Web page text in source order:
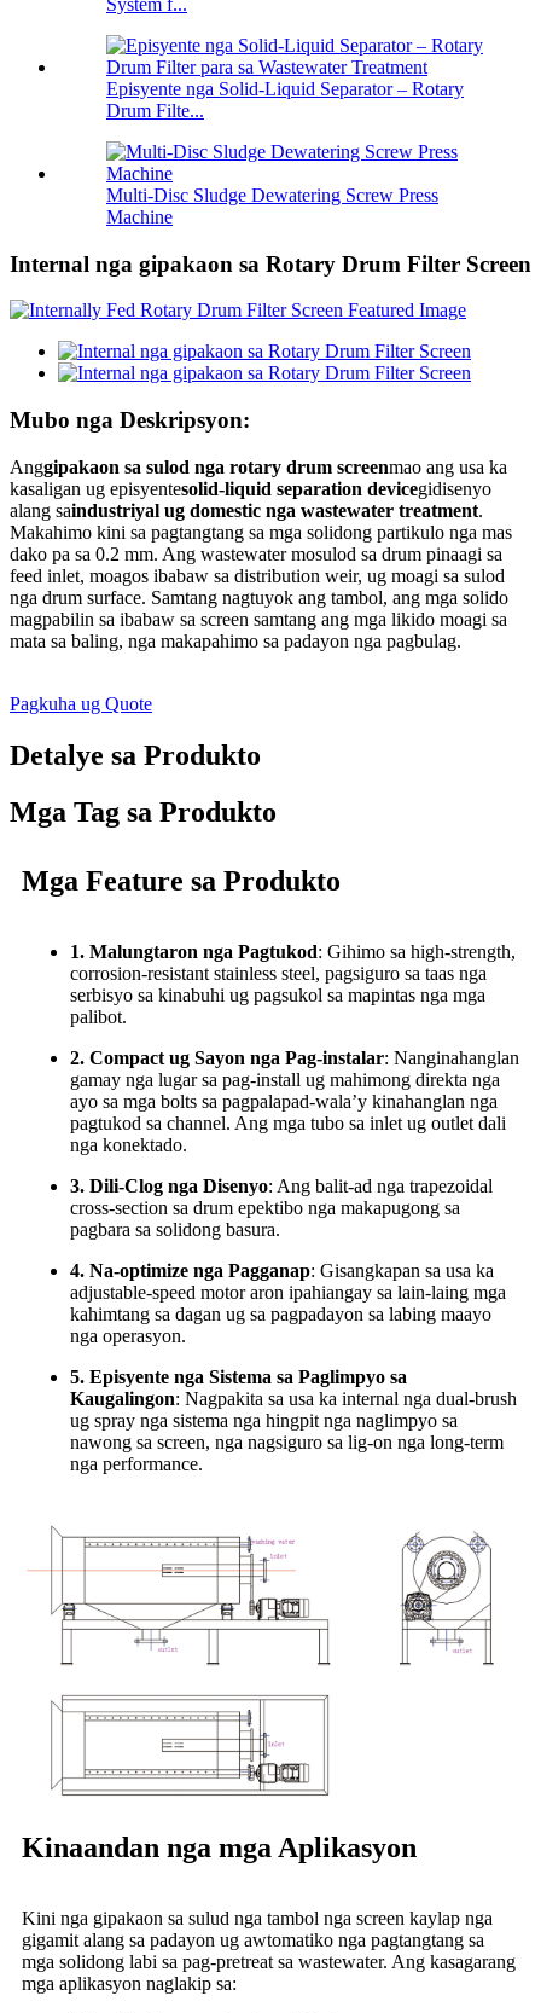
System f...
Episyente nga Solid-Liquid Separator – Rotary
Drum Filte...
Multi-Disc Sludge Dewatering Screw Press
Machine
Internal nga gipakaon sa Rotary Drum Filter Screen
Mubo nga Deskripsyon:
Anggipakaon sa sulod nga rotary drum screenmao ang usa ka
kasaligan ug episyentesolid-liquid separation devicegidisenyo
alang saindustriyal ug domestic nga wastewater treatment.
Makahimo kini sa pagtangtang sa mga solidong partikulo nga mas
dako pa sa 0.2 mm. Ang wastewater mosulod sa drum pinaagi sa
feed inlet, moagos ibabaw sa distribution weir, ug moagi sa sulod
nga drum surface. Samtang nagtuyok ang tambol, ang mga solido
magpabilin sa ibabaw sa screen samtang ang mga likido moagi sa
mata sa baling, nga makapahimo sa padayon nga pagbulag.
Pagkuha ug Quote
Detalye sa Produkto
Mga Tag sa Produkto
Mga Feature sa Produkto
1. Malungtaron nga Pagtukod: Gihimo sa high-strength,
corrosion-resistant stainless steel, pagsiguro sa taas nga
serbisyo sa kinabuhi ug pagsukol sa mapintas nga mga
palibot.
2. Compact ug Sayon nga Pag-instalar: Nanginahanglan
gamay nga lugar sa pag-install ug mahimong direkta nga
ayo sa mga bolts sa pagpalapad-wala’y kinahanglan nga
pagtukod sa channel. Ang mga tubo sa inlet ug outlet dali
nga konektado.
3. Dili-Clog nga Disenyo: Ang balit-ad nga trapezoidal
cross-section sa drum epektibo nga makapugong sa
pagbara sa solidong basura.
4. Na-optimize nga Pagganap: Gisangkapan sa usa ka
adjustable-speed motor aron ipahiangay sa lain-laing mga
kahimtang sa dagan ug sa pagpadayon sa labing maayo
nga operasyon.
5. Episyente nga Sistema sa Paglimpyo sa
Kaugalingon: Nagpakita sa usa ka internal nga dual-brush
ug spray nga sistema nga hingpit nga naglimpyo sa
nawong sa screen, nga nagsiguro sa lig-on nga long-term
nga performance.
Kinaandan nga mga Aplikasyon
Kini nga gipakaon sa sulud nga tambol nga screen kaylap nga
gigamit alang sa padayon ug awtomatiko nga pagtangtang sa
mga solidong labi sa pag-pretreat sa wastewater. Ang kasagarang
mga aplikasyon naglakip sa: